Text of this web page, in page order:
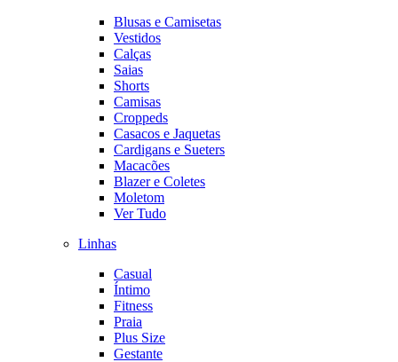
Blusas e Camisetas
Vestidos
Calças
Saias
Shorts
Camisas
Croppeds
Casacos e Jaquetas
Cardigans e Sueters
Macacões
Blazer e Coletes
Moletom
Ver Tudo
Linhas
Casual
Íntimo
Fitness
Praia
Plus Size
Gestante